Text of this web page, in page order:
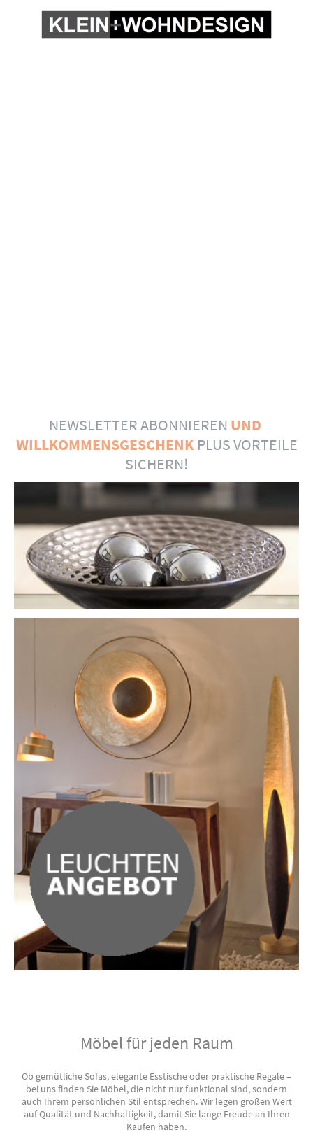
NEWSLETTER ABONNIEREN UND
WILLKOMMENSGESCHENK PLUS VORTEILE
SICHERN!
Möbel für jeden Raum
Ob gemütliche Sofas, elegante Esstische oder praktische Regale –
bei uns finden Sie Möbel, die nicht nur funktional sind, sondern
auch Ihrem persönlichen Stil entsprechen. Wir legen großen Wert
auf Qualität und Nachhaltigkeit, damit Sie lange Freude an Ihren
Käufen haben.